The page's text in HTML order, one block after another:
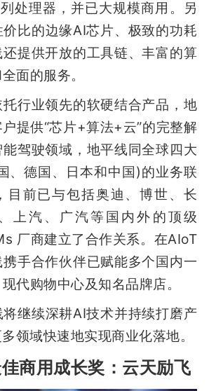
处理器，并已大规模商用。另
比的边缘AI芯片、极致的功耗
提供开放的工具链、丰富的算
面的服务。
行业领先的软硬结合产品，地
提供“芯片+算法+云”的完整解
驾驶领域，地平线同全球四大
、德国、日本和中国)的业务联
目前已与包括奥迪、博世、长
上汽、广汽等国内外的顶级
厂商建立了合作关系。在AIoT
手合作伙伴已赋能多个国内一
代购物中心及知名品牌店。
继续深耕AI技术并持续打磨产
领域快速地实现商业化落地。
商用成长奖：云天励飞